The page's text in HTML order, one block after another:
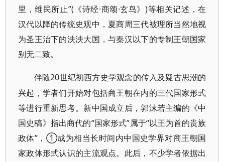
里，维民所止”(《诗经·商颂·玄鸟》)等相关记述，在
汉代以降的传统史观中，夏商周三代被理所当然地视
为圣王治下的泱泱大国，与秦汉以下的专制王朝国家
别无二致。
伴随20世纪初西方史学观念的传入及疑古思潮的
兴起，学者们开始对包括商王朝在内的三代国家形式
等进行重新思考。新中国成立后，郭沫若主编的《中
国史稿》指出商代的“国家形式”属于“以王为首的贵族
政体”，①成为相当长时间内中国史学界对商王朝国
家政体形式认识的主流观点。此后，不少学者依据出